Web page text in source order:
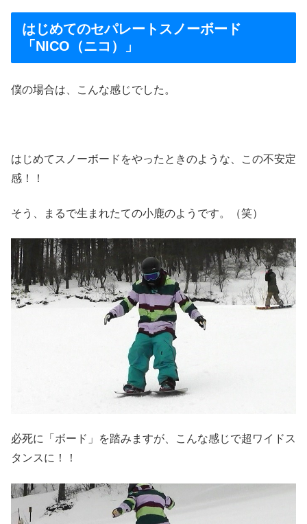
はじめてのセパレートスノーボード
「NICO（ニコ）」
僕の場合は、こんな感じでした。
はじめてスノーボードをやったときのような、この不安定
感！！
そう、まるで生まれたての小鹿のようです。（笑）
必死に「ボード」を踏みますが、こんな感じで超ワイドス
タンスに！！